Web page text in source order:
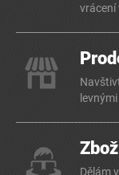
vrácení
Dělám